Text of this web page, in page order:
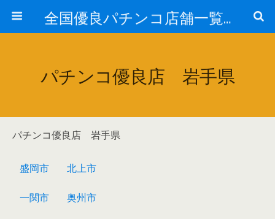
全国優良パチンコ店舗一覧：プロ厳選ガイド
パチンコ優良店 岩手県
パチンコ優良店 岩手県
盛岡市 北上市
一関市 奥州市